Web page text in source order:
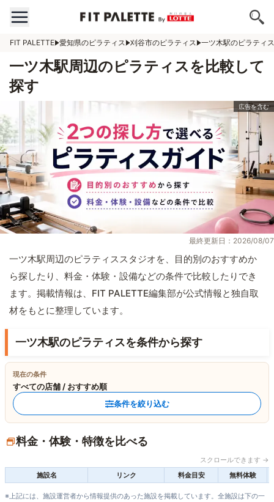
FIT PALETTE 愛知県のピラティス 刈谷市のピラティス 一ツ木駅のピラティス
一ツ木駅周辺のピラティスを比較して
探す
最終更新日：2026/08/07
一ツ木駅周辺のピラティススタジオを、目的別のおすすめか
ら探したり、料金・体験・設備などの条件で比較したりでき
ます。掲載情報は、FIT PALETTE編集部が公式情報と独自取
材をもとに整理しています。
一ツ木駅のピラティスを条件から探す
現在の条件
すべての店舗 / おすすめ順
条件を絞り込む
料金・体験・特徴を比べる
スクロールできます →
施設名
リンク 料金目安 無料体験
※上記には、施設運営者から情報提供のあった施設を掲載しています。全施設は下の一